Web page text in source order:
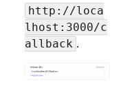
http://loca
lhost:3000/c
allback .